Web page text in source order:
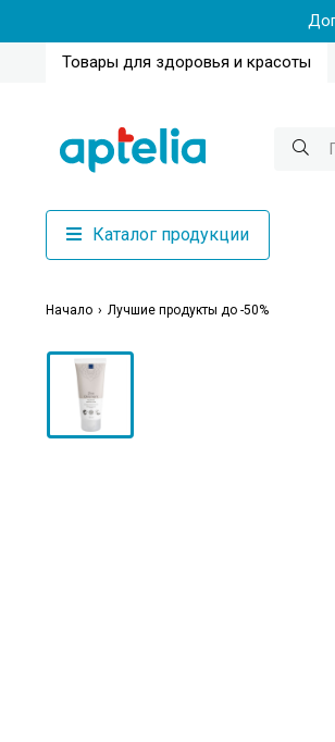
Товары для здоровья и красоты
Каталог продукции
Начало Лучшие продукты до -50%